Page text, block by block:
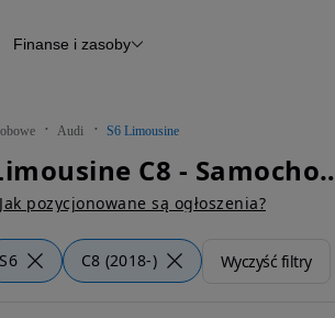
Raport z inspekcji
Otomoto News
Finanse i zasoby
Audi S6 Limousine
Audi S6
Jak pozycjonowane są ogłoszenia?
S6 C8 (2018-) Wyczyść filtry